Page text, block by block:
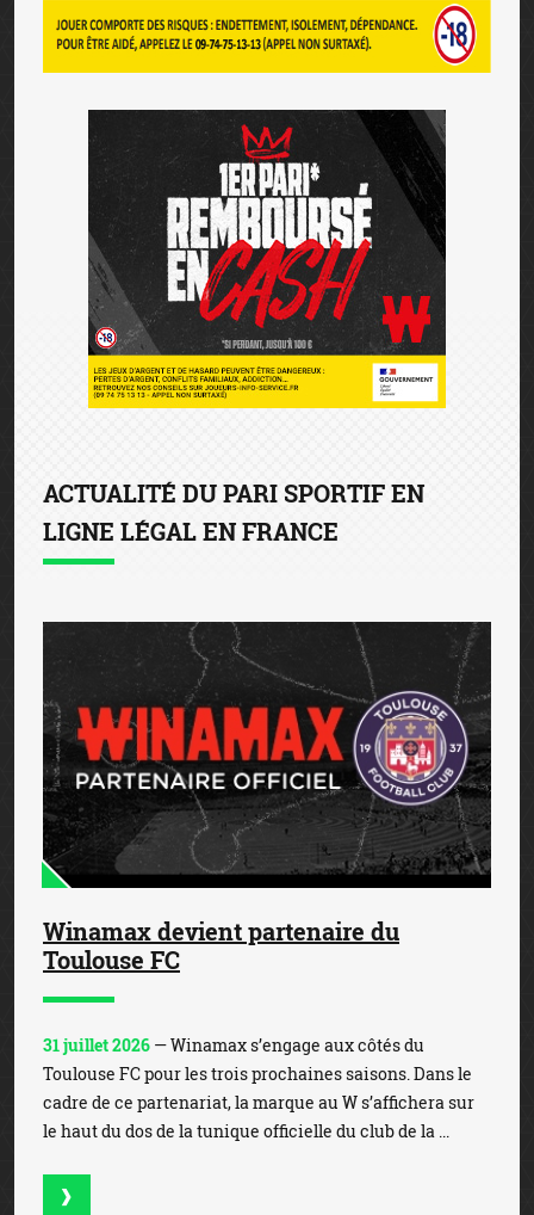
ACTUALITÉ DU PARI SPORTIF EN
LIGNE LÉGAL EN FRANCE
Winamax devient partenaire du
Toulouse FC
31 juillet 2026 — Winamax s’engage aux côtés du
Toulouse FC pour les trois prochaines saisons. Dans le
cadre de ce partenariat, la marque au W s’affichera sur
le haut du dos de la tunique officielle du club de la ...